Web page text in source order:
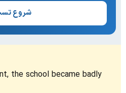
شروع
the school became badly